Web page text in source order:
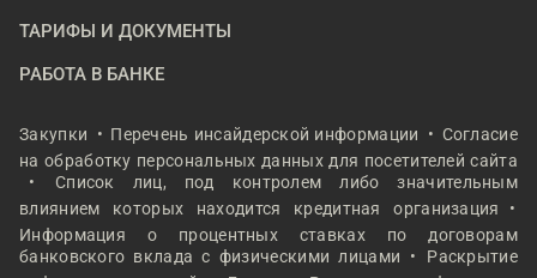
ТАРИФЫ И ДОКУМЕНТЫ
РАБОТА В БАНКЕ
Закупки Перечень инсайдерской информации
Согласие
на обработку персональных данных для посетителей сайта
Список лиц, под контролем либо значительным
влиянием которых находится кредитная организация
Информация о процентных ставках по договорам
банковского вклада с физическими лицами
Раскрытие